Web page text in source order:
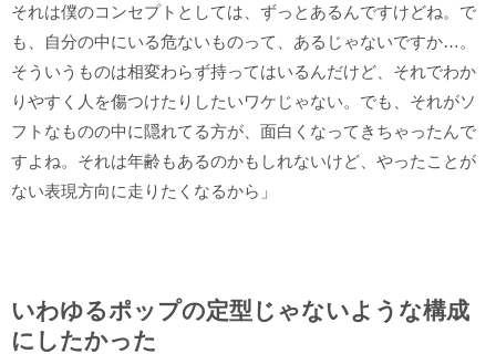
それは僕のコンセプトとしては、ずっとあるんですけどね。で
も、自分の中にいる危ないものって、あるじゃないですか…。
そういうものは相変わらず持ってはいるんだけど、それでわか
りやすく人を傷つけたりしたいワケじゃない。でも、それがソ
フトなものの中に隠れてる方が、面白くなってきちゃったんで
すよね。それは年齢もあるのかもしれないけど、やったことが
ない表現方向に走りたくなるから」
いわゆるポップの定型じゃないような構成
にしたかった